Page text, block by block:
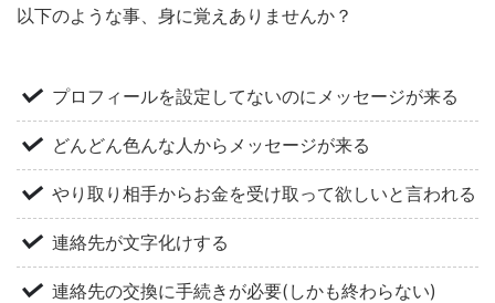
以下のような事、身に覚えありませんか？
プロフィールを設定してないのにメッセージが来る
どんどん色んな人からメッセージが来る
やり取り相手からお金を受け取って欲しいと言われる
連絡先が文字化けする
連絡先の交換に手続きが必要(しかも終わらない)